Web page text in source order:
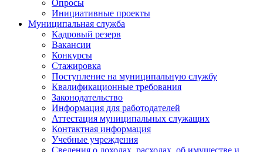
Опросы
Инициативные проекты
Муниципальная служба
Кадровый резерв
Вакансии
Конкурсы
Стажировка
Поступление на муниципальную службу
Квалификационные требования
Законодательство
Информация для работодателей
Аттестация муниципальных служащих
Контактная информация
Учебные учреждения
Сведения о доходах, расходах, об имуществе и